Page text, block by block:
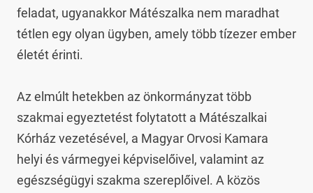
feladat, ugyanakkor Mátészalka nem maradhat
tétlen egy olyan ügyben, amely több tízezer ember
életét érinti.
Az elmúlt hetekben az önkormányzat több
szakmai egyeztetést folytatott a Mátészalkai
Kórház vezetésével, a Magyar Orvosi Kamara
helyi és vármegyei képviselőivel, valamint az
egészségügyi szakma szereplőivel. A közös